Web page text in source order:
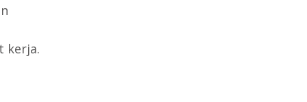
kerja.